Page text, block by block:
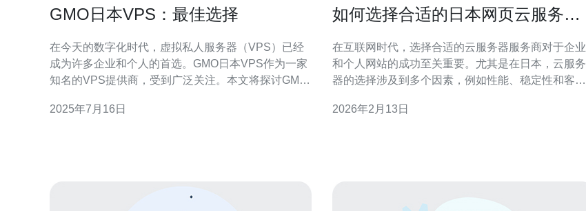
GMO日本VPS：最佳选择
在今天的数字化时代，虚拟私人服务器（VPS）已经
成为许多企业和个人的首选。GMO日本VPS作为一家
知名的VPS提供商，受到广泛关注。本文将探讨GMO
显著的优势，使其成为用户的首选。首先，GMO日本
2025年7月16日
如何选择合适的日本网页云服务器
在互联网时代，选择合适的云服务器服务商对于企业
和个人网站的成功至关重要。尤其是在日本，云服务
器的选择涉及到多个因素，例如性能、稳定性和客户
您选择合适的日本网页云服务器服务商。 本文将分为
2026年2月13日